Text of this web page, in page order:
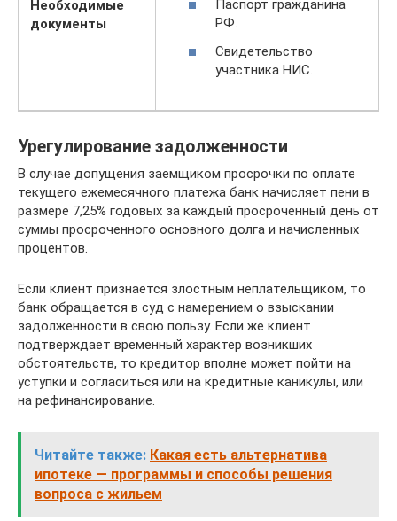
Необходимые
документы
Паспорт гражданина
РФ.
Свидетельство
участника НИС.
Урегулирование задолженности
В случае допущения заемщиком просрочки по оплате
текущего ежемесячного платежа банк начисляет пени в
размере 7,25% годовых за каждый просроченный день от
суммы просроченного основного долга и начисленных
процентов.
Если клиент признается злостным неплательщиком, то
банк обращается в суд с намерением о взыскании
задолженности в свою пользу. Если же клиент
подтверждает временный характер возникших
обстоятельств, то кредитор вполне может пойти на
уступки и согласиться или на кредитные каникулы, или
на рефинансирование.
Читайте также: Какая есть альтернатива
ипотеке — программы и способы решения
вопроса с жильем